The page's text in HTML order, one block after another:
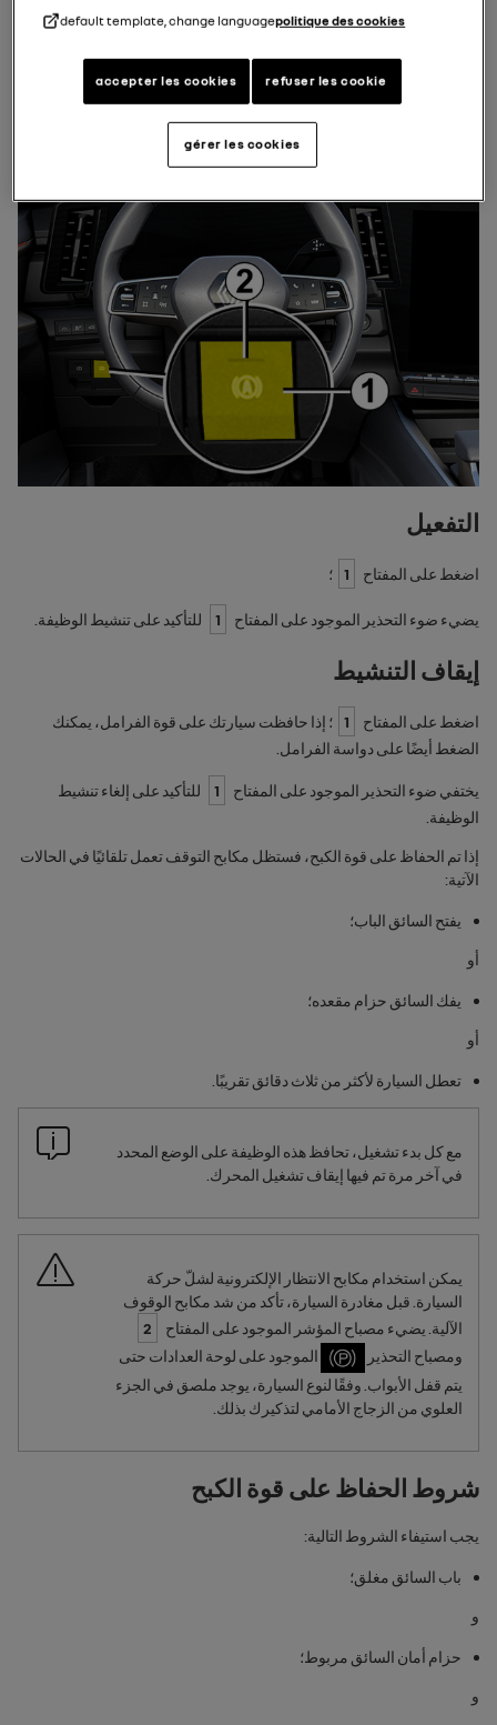
التفعيل
اضغط على المفتاح 1 ؛
يضيء ضوء التحذير الموجود على المفتاح 1 للتأكيد على تنشيط الوظيفة.
إيقاف التنشيط
اضغط على المفتاح 1 ؛ إذا حافظت سيارتك على قوة الفرامل، يمكنك
الضغط أيضًا على دواسة الفرامل.
يختفي ضوء التحذير الموجود على المفتاح 1
للتأكيد على إلغاء تنشيط
الوظيفة.
إذا تم الحفاظ على قوة الكبح، فستظل مكابح التوقف تعمل تلقائيًا في الحالات
الآتية:
يفتح السائق الباب؛
أو
يفك السائق حزام مقعده؛
أو
تعطل السيارة لأكثر من ثلاث دقائق تقريبًا.
مع كل بدء تشغيل، تحافظ هذه الوظيفة على الوضع المحدد
في آخر مرة تم فيها إيقاف تشغيل المحرك.
يمكن استخدام مكابح الانتظار الإلكترونية لشلّ حركة
السيارة. قبل مغادرة السيارة، تأكد من شد مكابح الوقوف
الآلية. يضيء مصباح المؤشر الموجود على المفتاح
2
ومصباح التحذير
الموجود على لوحة العدادات حتى
يتم قفل الأبواب. وفقًا لنوع السيارة، يوجد ملصق في الجزء
العلوي من الزجاج الأمامي لتذكيرك بذلك.
شروط الحفاظ على قوة الكبح
يجب استيفاء الشروط التالية:
باب السائق مغلق؛
و
حزام أمان السائق مربوط؛
و
default template, change languagepolitique des cookies
refuser les cookie
accepter les cookies
gérer les cookies